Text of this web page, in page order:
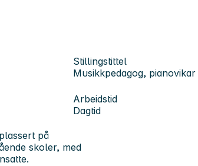
Stillingstittel
Musikkpedagog, pianovikar
Arbeidstid
Dagtid
på
skoler, med